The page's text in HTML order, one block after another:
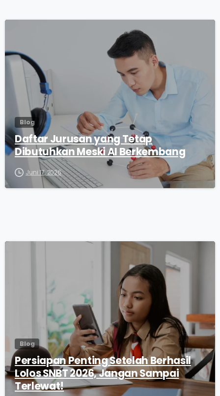
Blog
Daftar Jurusan yang Tetap
Dibutuhkan Meski AI Berkembang
Juni 17, 2026
Blog
Persiapan Penting Setelah Berhasil
Lolos SNBT 2026, Jangan Sampai
Terlewat!